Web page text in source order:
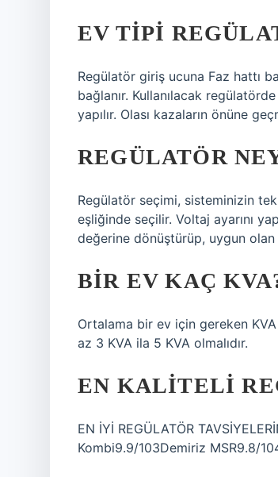
EV TIPI
Regülatör giriş ucuna Faz hattı
bağlanır. Kullanılacak
yapılır. Olası kazaların önüne
REGÜLATÖR
Regülatör seçimi, sisteminizin
eşliğinde seçilir. Voltaj ayarını
değerine dönüştürüp, uygun olan
BIR EV KAÇ
Ortalama bir ev için gereken
az 3 KVA ila 5 KVA olmalıdır.
EN KALITELI
EN İYİ REGÜLATÖR
Kombi9.9/103Demiriz MSR9.8/